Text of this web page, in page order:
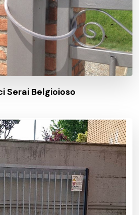
Serai Belgioioso